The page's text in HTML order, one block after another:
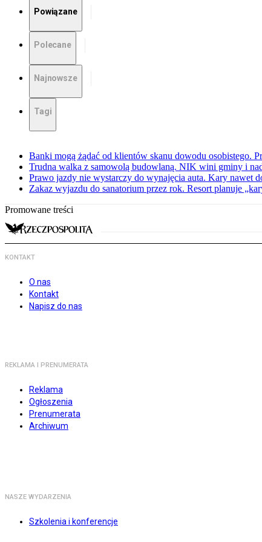
Powiązane
Polecane
Najnowsze
Tagi
Banki mogą żądać od klientów skanu dowodu osobistego.
Trudna walka z samowolą budowlaną. NIK wini gminy i
Prawo jazdy nie wystarczy do wynajęcia auta. Kary nawet
Zakaz wyjazdu do sanatorium przez rok. Resort planuje
Promowane treści
KONTAKT
O nas
Kontakt
Napisz do nas
REKLAMA I PRENUMERATA
Reklama
Ogłoszenia
Prenumerata
Archiwum
NASZE WYDARZENIA
Szkolenia i konferencje